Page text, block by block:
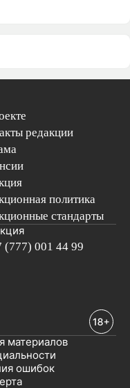
редакции
политика
стандарты
(777) 001 44 99
ошибок
материалов